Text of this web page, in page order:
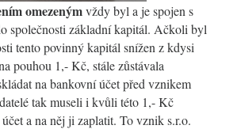
omezenýmvždy byl a je spojen s
společnosti základní kapitál. Ačkoli byl
tento povinný kapitál snížen z kdysi
pouhou 1,- Kč, stále zůstávala
na bankovní účet před vznikem
tak museli i kvůli této 1,- Kč
a na něj ji zaplatit. To vznik s.r.o.